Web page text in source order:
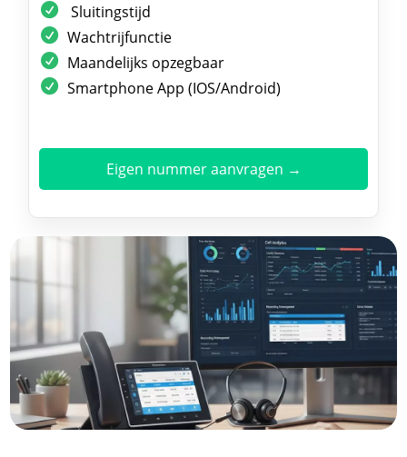
Sluitingstijd
Wachtrijfunctie
Maandelijks opzegbaar
Smartphone App (IOS/Android)
Eigen nummer aanvragen →